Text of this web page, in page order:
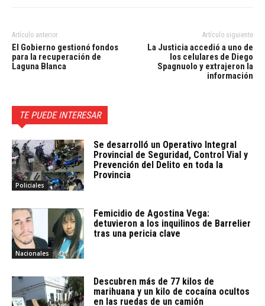
Artículo anterior
El Gobierno gestionó fondos
para la recuperación de
Laguna Blanca
Artículo siguiente
La Justicia accedió a uno de
los celulares de Diego
Spagnuolo y extrajeron la
información
TE PUEDE INTERESAR
Policiales
Se desarrolló un Operativo Integral
Provincial de Seguridad, Control Vial y
Prevención del Delito en toda la
Provincia
Nacionales
Femicidio de Agostina Vega:
detuvieron a los inquilinos de Barrelier
tras una pericia clave
Descubren más de 77 kilos de
marihuana y un kilo de cocaína ocultos
en las ruedas de un camión